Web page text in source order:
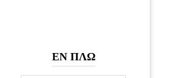
ΕΝ ΠΛΩ